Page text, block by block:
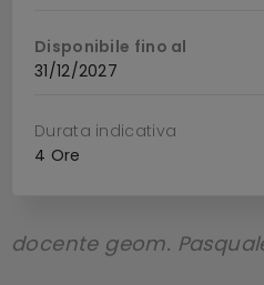
Disponibile fino al
31/12/2027
Durata indicativa
4 Ore
docente geom.